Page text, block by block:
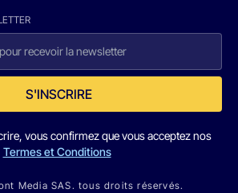
S'INSCRIRE
vous confirmez que vous acceptez nos
Termes et Conditions
Media SAS. tous droits réservés.